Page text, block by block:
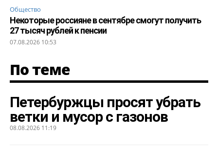
Общество
Некоторые россияне в сентябре смогут получить
27 тысяч рублей к пенсии
07.08.2026 10:53
По теме
Петербуржцы просят убрать
ветки и мусор с газонов
08.08.2026 11:19